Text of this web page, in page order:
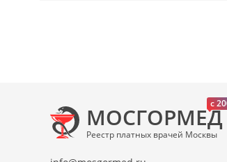
c
МОСГОРМЕД
Реестр платных врачей Москвы